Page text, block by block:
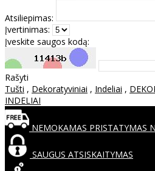
Atsiliepimas:
Įvertinimas:
Įveskite saugos kodą:
Rašyti
Tušti , Dekoratyviniai , Indeliai ,
INDELIAI
NEMOKAMAS PRISTATYMAS
SAUGUS ATSISKAITYMAS